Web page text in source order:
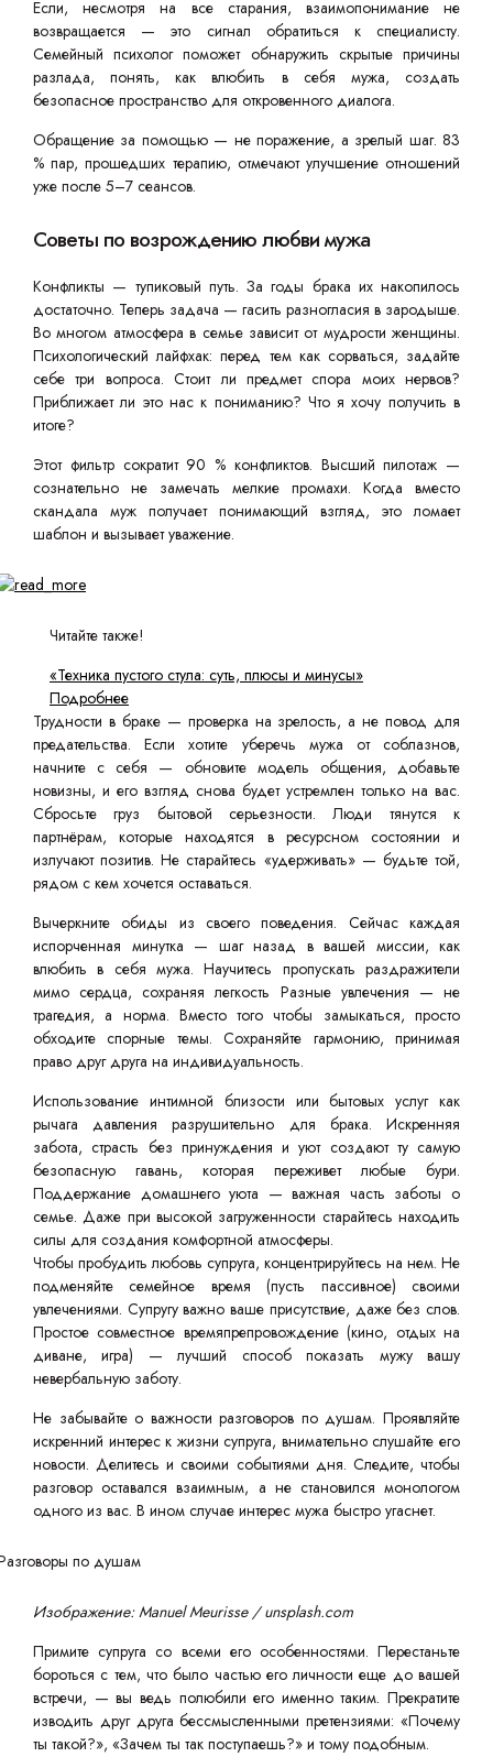
Если, несмотря на все старания, взаимопонимание не
возвращается — это сигнал обратиться к специалисту.
Семейный психолог поможет обнаружить скрытые причины
разлада, понять, как влюбить в себя мужа, создать
безопасное пространство для откровенного диалога.
Обращение за помощью — не поражение, а зрелый шаг. 83
% пар, прошедших терапию, отмечают улучшение отношений
уже после 5–7 сеансов.
Советы по возрождению любви мужа
Конфликты — тупиковый путь. За годы брака их накопилось
достаточно. Теперь задача — гасить разногласия в зародыше.
Во многом атмосфера в семье зависит от мудрости женщины.
Психологический лайфхак: перед тем как сорваться, задайте
себе три вопроса. Стоит ли предмет спора моих нервов?
Приближает ли это нас к пониманию? Что я хочу получить в
итоге?
Этот фильтр сократит 90 % конфликтов. Высший пилотаж —
сознательно не замечать мелкие промахи. Когда вместо
скандала муж получает понимающий взгляд, это ломает
шаблон и вызывает уважение.
Читайте также!
«Техника пустого стула: суть, плюсы и минусы»
Подробнее
Трудности в браке — проверка на зрелость, а не повод для
предательства. Если хотите уберечь мужа от соблазнов,
начните с себя — обновите модель общения, добавьте
новизны, и его взгляд снова будет устремлен только на вас.
Сбросьте груз бытовой серьезности. Люди тянутся к
партнёрам, которые находятся в ресурсном состоянии и
излучают позитив. Не старайтесь «удерживать» — будьте той,
рядом с кем хочется оставаться.
Вычеркните обиды из своего поведения. Сейчас каждая
испорченная минутка — шаг назад в вашей миссии, как
влюбить в себя мужа. Научитесь пропускать раздражители
мимо сердца, сохраняя легкость Разные увлечения — не
трагедия, а норма. Вместо того чтобы замыкаться, просто
обходите спорные темы. Сохраняйте гармонию, принимая
право друг друга на индивидуальность.
Использование интимной близости или бытовых услуг как
рычага давления разрушительно для брака. Искренняя
забота, страсть без принуждения и уют создают ту самую
безопасную гавань, которая переживет любые бури.
Поддержание домашнего уюта — важная часть заботы о
семье. Даже при высокой загруженности старайтесь находить
силы для создания комфортной атмосферы.
Чтобы пробудить любовь супруга, концентрируйтесь на нем. Не
подменяйте семейное время (пусть пассивное) своими
увлечениями. Супругу важно ваше присутствие, даже без слов.
Простое совместное времяпрепровождение (кино, отдых на
диване, игра) — лучший способ показать мужу вашу
невербальную заботу.
Не забывайте о важности разговоров по душам. Проявляйте
искренний интерес к жизни супруга, внимательно слушайте его
новости. Делитесь и своими событиями дня. Следите, чтобы
разговор оставался взаимным, а не становился монологом
одного из вас. В ином случае интерес мужа быстро угаснет.
Изображение: Manuel Meurisse / unsplash.com
Примите супруга со всеми его особенностями. Перестаньте
бороться с тем, что было частью его личности еще до вашей
встречи, — вы ведь полюбили его именно таким. Прекратите
изводить друг друга бессмысленными претензиями: «Почему
ты такой?», «Зачем ты так поступаешь?» и тому подобным.